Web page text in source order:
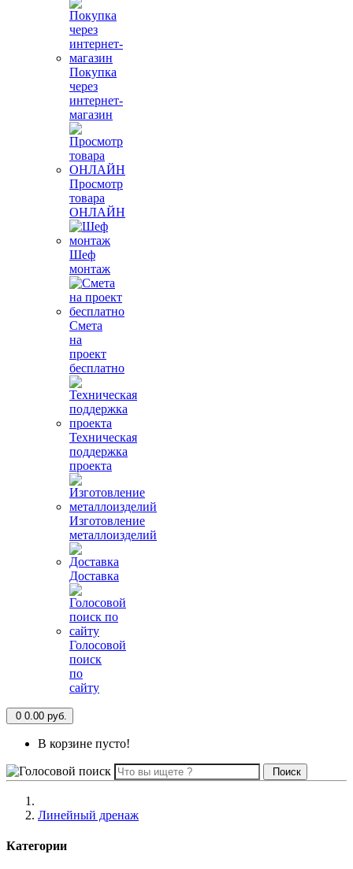
Покупка
через
интернет-
магазин
Просмотр
товара
ОНЛАЙН
Шеф
монтаж
Смета
на
проект
бесплатно
Техническая
поддержка
проекта
Изготовление
металлоизделий
Доставка
Голосовой
поиск
по
сайту
0 0.00 руб.
В корзине пусто!
Поиск
Линейный дренаж
Категории